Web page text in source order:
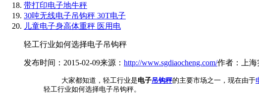
带打印电子地牛秤
30吨无线电子吊钩秤 30T电子
儿童电子身高体重秤 医用电
轻工行业如何选择电子吊钩秤
发布时间：2015-02-09来源： http://www.sgdiaocheng.com/作者：上海
大家都知道，轻工行业是电子吊钩秤的主要市场之一，现在由于
轻工行业如何选择电子吊钩秤。